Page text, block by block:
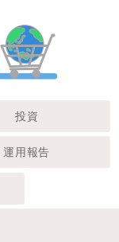
投資
運用報告